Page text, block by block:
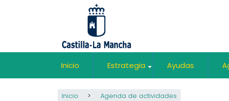
Inicio +
Estrategia Ayudas
Inicio Agenda de actividades